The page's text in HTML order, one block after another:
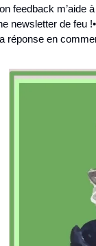
feedback m’aide
newsletter de feu !
réponse en